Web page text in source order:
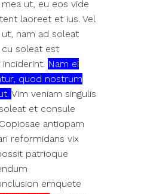
ut, eu eos vide
laoreet et ius. Vel
nam ad soleat
soleat est
Nam ei
quod nostrum
Vim veniam singulis
et consule
antiopam
reformidans vix
patrioque
emquete